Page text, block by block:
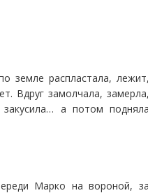
земле распластала,
Вдруг замолчала,
а потом
Марко на вороной,